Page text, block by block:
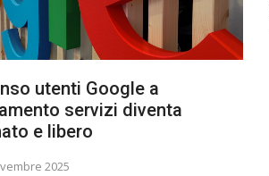
utenti Google a
servizi diventa
e libero
2025